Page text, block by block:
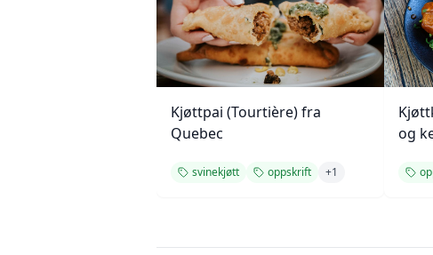
Kjøttpai (Tourtière) fra
Quebec
svinekjøtt oppskrift +1
og